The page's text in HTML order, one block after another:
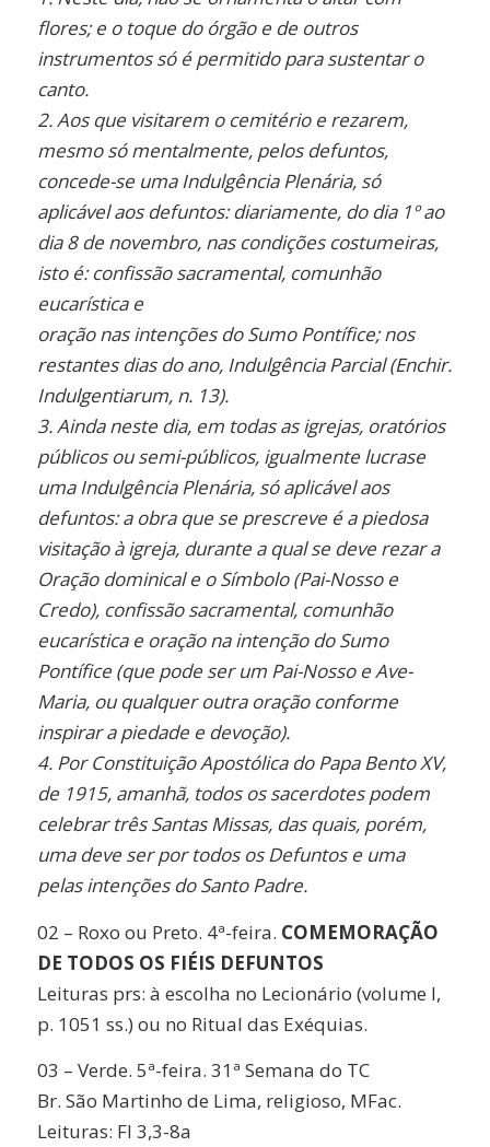
flores; e o toque do órgão e de outros
instrumentossó é permitido para sustentar o
canto.
2. Aos que visitarem o cemitério e rezarem,
mesmo só mentalmente, pelos defuntos,
concede-se uma Indulgência Plenária, só
aplicável aos defuntos: diariamente, do dia 1º ao
dia 8 de novembro, nas condições costumeiras,
isto é: confissão sacramental, comunhão
eucarística e
oração nas intenções do Sumo Pontífice; nos
restantes dias do ano, Indulgência Parcial(Enchir.
Indulgentiarum, n. 13).
3. Ainda neste dia, em todas as igrejas, oratórios
públicos ou semi-públicos, igualmente lucrase
uma Indulgência Plenária, só aplicável aos
defuntos: a obra que se prescreve é a piedosa
visitação à igreja, durante a qual se deve rezar a
Oração dominical e o Símbolo (Pai-Nosso e
Credo), confissão sacramental, comunhão
eucarística e oração na intenção do Sumo
Pontífice (que pode ser um Pai-Nosso e Ave-
Maria, ou qualquer outra oração conforme
inspirar apiedade e devoção).
4. Por Constituição Apostólica do Papa Bento XV,
de 1915, amanhã, todos os sacerdotespodem
celebrar três Santas Missas, das quais, porém,
uma deve ser por todos os Defuntos e uma
pelas intenções do Santo Padre.
02 – Roxo ou Preto. 4ª-feira. COMEMORAÇÃO
DE TODOS OS FIÉIS DEFUNTOS
Leituras prs: à escolha no Lecionário (volume I,
p. 1051 ss.) ou no Ritual das Exéquias.
03 – Verde. 5ª-feira. 31ª Semana do TC
Br. São Martinho de Lima, religioso, MFac.
Leituras: Fl 3,3-8a